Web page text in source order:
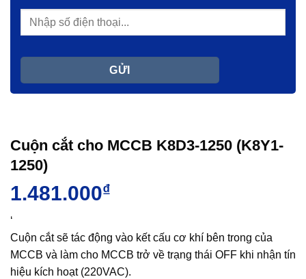
Cuộn cắt cho MCCB K8D3-1250 (K8Y1-
1250)
1.481.000₫
‘
Cuộn cắt sẽ tác động vào kết cấu cơ khí bên trong của
MCCB và làm cho MCCB trở về trạng thái OFF khi nhận tín
hiệu kích hoạt (220VAC).